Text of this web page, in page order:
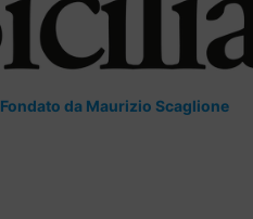
Fondato da Maurizio Scaglione